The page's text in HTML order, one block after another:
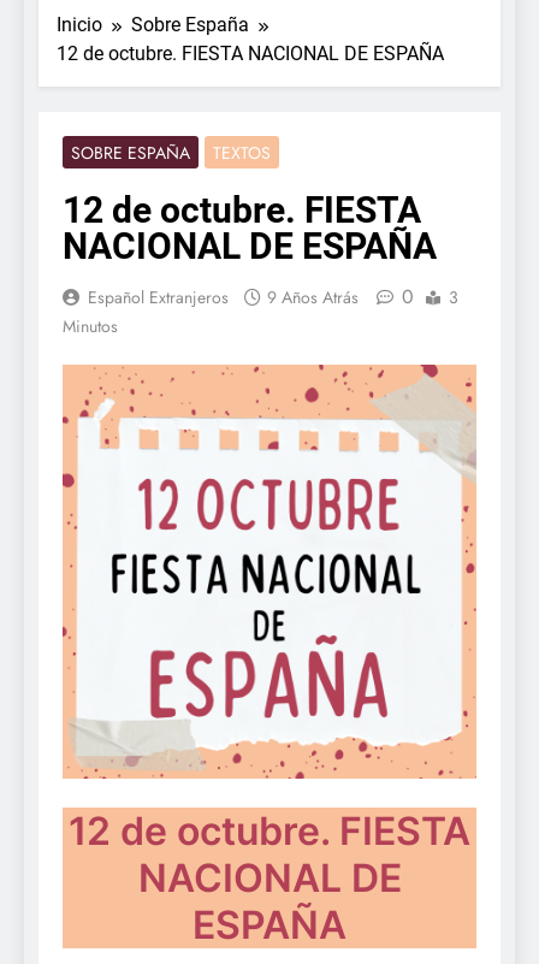
Inicio
Sobre España
12 de octubre. FIESTA NACIONAL DE ESPAÑA
SOBRE ESPAÑA TEXTOS
12 de octubre. FIESTA
NACIONAL DE ESPAÑA
Español Extranjeros 9 Años Atrás 0
3
Minutos
12 de octubre. FIESTA
NACIONAL DE
ESPAÑA